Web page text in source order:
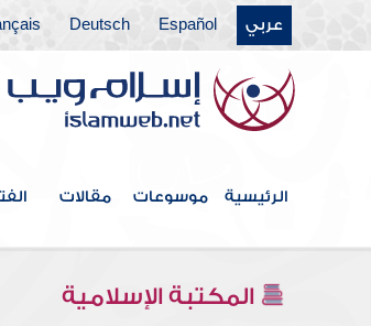
عربي Español
Deutsch
الرئيسية موسوعات مقالات
المكتبة الإسلامية